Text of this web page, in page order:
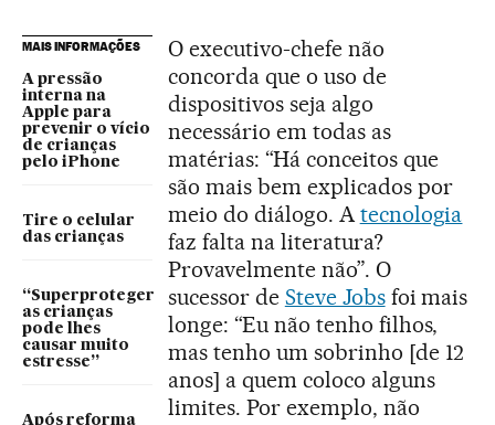
MAIS INFORMAÇÕES
A pressão
interna na
Apple para
prevenir o vício
de crianças
pelo iPhone
Tire o celular
das crianças
“Superproteger
as crianças
pode lhes
causar muito
estresse”
Após reforma
O executivo-chefe não
concorda que o uso de
dispositivos seja algo
necessário em todas as
matérias: “Há conceitos que
são mais bem explicados por
meio do diálogo. A tecnologia
faz falta na literatura?
Provavelmente não”. O
sucessor de Steve Jobsfoi mais
longe: “Eu não tenho filhos,
mas tenho um sobrinho [de 12
anos] a quem coloco alguns
limites. Por exemplo, não